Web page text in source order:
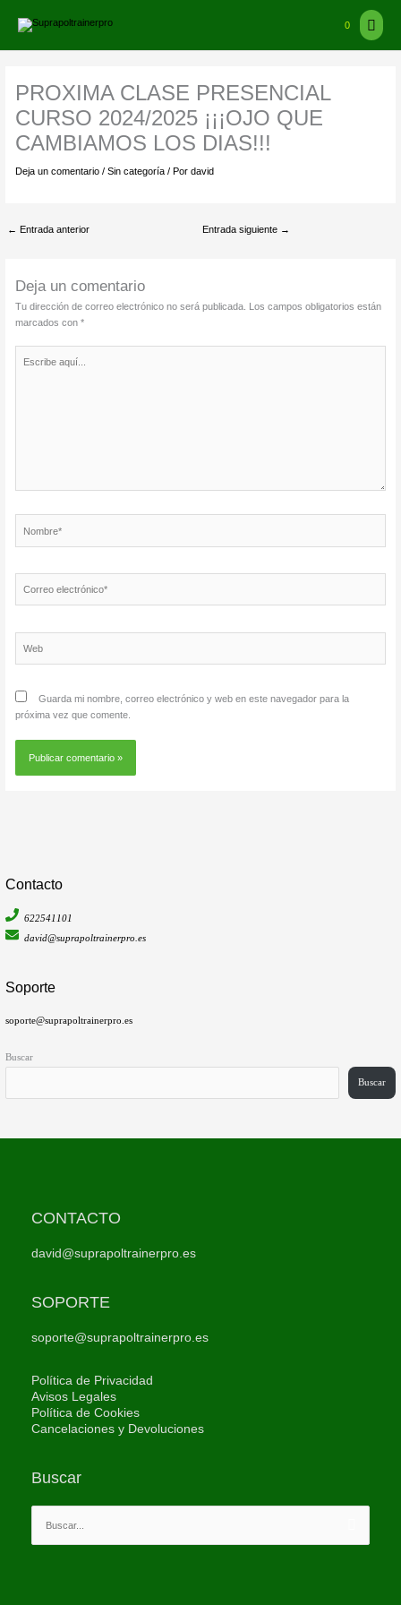
Menú
0
Contacto
622541101
david@suprapoltrainerpro.es
Soporte
soporte@suprapoltrainerpro.es
Buscar
Buscar
PROXIMA CLASE PRESENCIAL
CURSO 2024/2025 ¡¡¡OJO QUE
CAMBIAMOS LOS DIAS!!!
Deja un comentario / Sin categoría/ Por david
← Entrada anterior Entrada siguiente →
Deja un comentario
Tu dirección de correo electrónico no será publicada.
Los campos obligatorios están
marcados con *
aquí...
electrónico*
Guarda mi nombre, correo electrónico y web en este navegador para la
próxima vez que comente.
CONTACTO
david@suprapoltrainerpro.es
SOPORTE
soporte@suprapoltrainerpro.es
Política de Privacidad
Avisos Legales
Política de Cookies
Cancelaciones y Devoluciones
Buscar
Buscar
por:
arriba